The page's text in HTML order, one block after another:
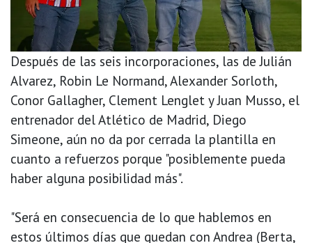
Después de las seis incorporaciones, las de Julián
Alvarez, Robin Le Normand, Alexander Sorloth,
Conor Gallagher, Clement Lenglet y Juan Musso, el
entrenador del Atlético de Madrid, Diego
Simeone, aún no da por cerrada la plantilla en
cuanto a refuerzos porque "posiblemente pueda
haber alguna posibilidad más".
"Será en consecuencia de lo que hablemos en
estos últimos días que quedan con Andrea (Berta,